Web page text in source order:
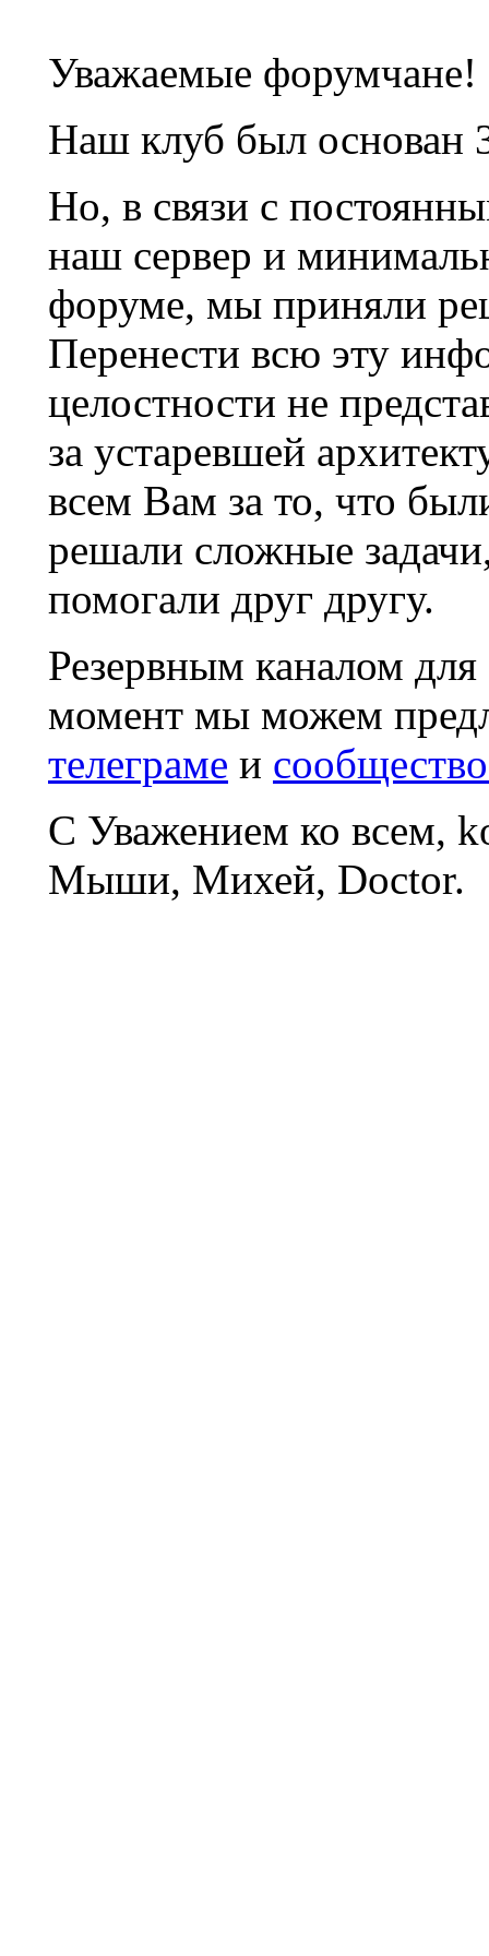
Уважаемые форумчане!
Наш клуб был основан
Но, в связи с
наш сервер и
форуме, мы приняли
Перенести всю эту
целостности не
за устаревшей
всем Вам за то, что
решали сложные
помогали друг другу.
Резервным каналом
момент мы можем
телеграме и
С Уважением ко всем,
Мыши, Михей, Doctor.